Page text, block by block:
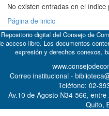
No existen entradas en el índice
Página de inicio
digital del Consejo de
acceso libre. Los documentos
expresión y derechos conexos,
Correo institucional -
Teléfono: 02-
Av.10 de Agosto N34-566,
Quito,